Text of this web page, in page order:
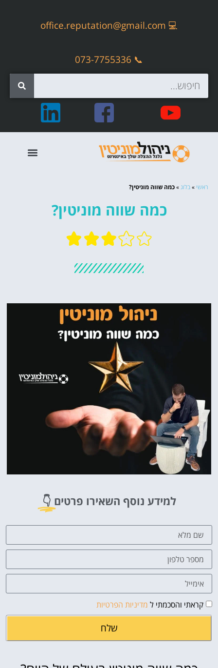
💻
office.reputation@gmail.com
📞 073-7755336
ראשי »בלוג»כמה שווה מוניטין?
כמה שווה מוניטין?
למידע נוסף השאירו פרטים 👇
קראתי והסכמתי ל מדיניות הפרטיות
שלח